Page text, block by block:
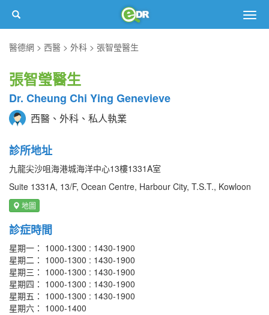
醫德網
西醫 外科 張智瑩醫生
張智瑩醫生
Dr. Cheung Chi Ying Genevieve
西醫、外科、私人執業
診所地址
九龍尖沙咀海港城海洋中心13樓1331A室
Suite 1331A, 13/F, Ocean Centre, Harbour City, T.S.T., Kowloon
地圖
診症時間
星期一： 1000-1300 : 1430-1900
星期二： 1000-1300 : 1430-1900
星期三： 1000-1300 : 1430-1900
星期四： 1000-1300 : 1430-1900
星期五： 1000-1300 : 1430-1900
星期六： 1000-1400